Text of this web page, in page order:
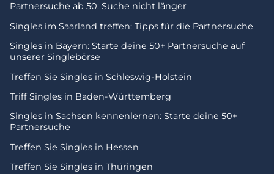
Partnersuche ab 50: Suche nicht länger
Singles im Saarland treffen: Tipps für die Partnersuche
Singles in Bayern: Starte deine 50+ Partnersuche auf
unserer Singlebörse
Treffen Sie Singles in Schleswig-Holstein
Triff Singles in Baden-Württemberg
Singles in Sachsen kennenlernen: Starte deine 50+
Partnersuche
Treffen Sie Singles in Hessen
Treffen Sie Singles in Thüringen